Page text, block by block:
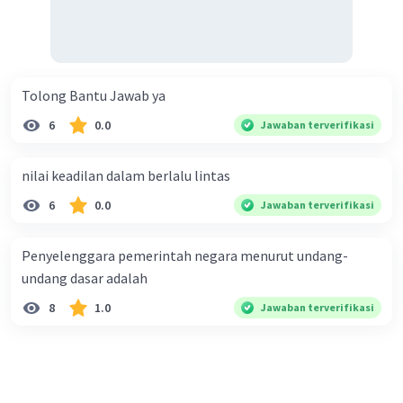
Tolong Bantu Jawab ya
6 0.0 Jawaban terverifikasi
nilai keadilan dalam berlalu lintas
6 0.0 Jawaban terverifikasi
Penyelenggara pemerintah negara menurut undang-
undang dasar adalah
8 1.0 Jawaban terverifikasi